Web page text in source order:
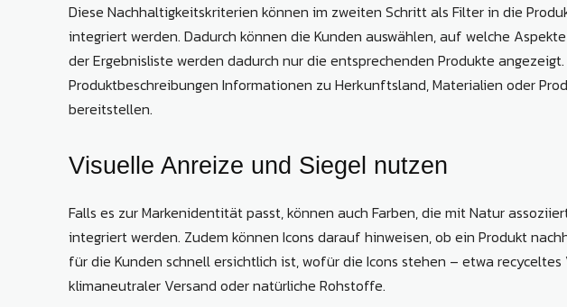
Diese Nachhaltigkeitskriterien können im zweiten Schritt als Filter in die
integriert werden. Dadurch können die Kunden auswählen, auf welche
der Ergebnisliste werden dadurch nur die entsprechenden Produkte
Produktbeschreibungen Informationen zu Herkunftsland, Materialien oder
bereitstellen.
Visuelle Anreize und Siegel nutzen
Falls es zur Markenidentität passt, können auch Farben, die mit Natur
integriert werden. Zudem können Icons darauf hinweisen, ob ein Produkt
für die Kunden schnell ersichtlich ist, wofür die Icons stehen – etwa
klimaneutraler Versand oder natürliche Rohstoffe.